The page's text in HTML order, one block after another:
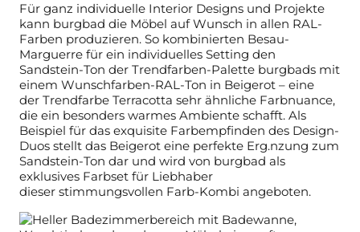
Für ganz individuelle Interior Designs und Projekte
kann burgbad die Möbel auf Wunsch in allen RAL-
Farben produzieren. So kombinierten Besau-
Marguerre für ein individuelles Setting den
Sandstein-Ton der Trendfarben-Palette burgbads mit
einem Wunschfarben-RAL-Ton in Beigerot – eine
der Trendfarbe Terracotta sehr ähnliche Farbnuance,
die ein besonders warmes Ambiente schafft. Als
Beispiel für das exquisite Farbempfinden des Design-
Duos stellt das Beigerot eine perfekte Erg.nzung zum
Sandstein-Ton dar und wird von burgbad als
exklusives Farbset für Liebhaber
dieser stimmungsvollen Farb-Kombi angeboten.